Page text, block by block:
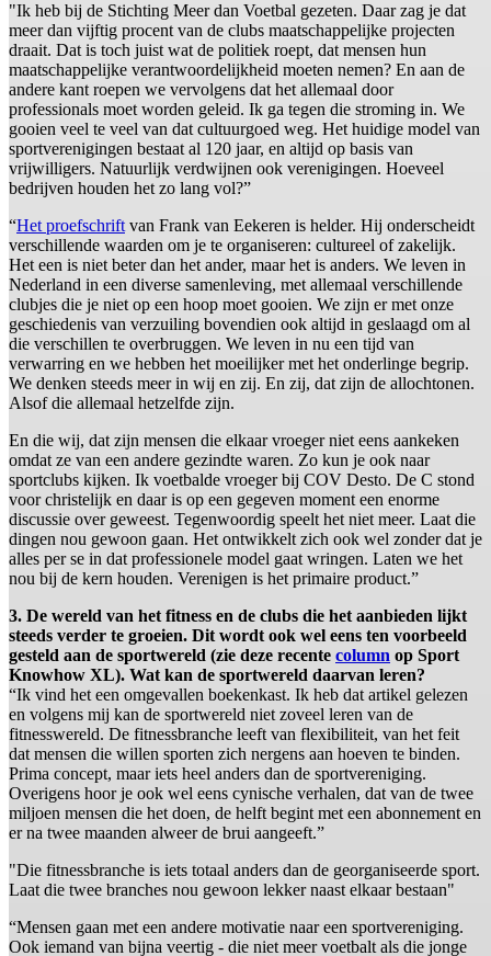
"Ik heb bij de Stichting Meer dan Voetbal gezeten. Daar zag je dat
meer dan vijftig procent van de clubs maatschappelijke projecten
draait. Dat is toch juist wat de politiek roept, dat mensen hun
maatschappelijke verantwoordelijkheid moeten nemen? En aan de
andere kant roepen we vervolgens dat het allemaal door
professionals moet worden geleid. Ik ga tegen die stroming in. We
gooien veel te veel van dat cultuurgoed weg. Het huidige model van
sportverenigingen bestaat al 120 jaar, en altijd op basis van
vrijwilligers. Natuurlijk verdwijnen ook verenigingen. Hoeveel
bedrijven houden het zo lang vol?”
“Het proefschriftvan Frank van Eekeren is helder. Hij onderscheidt
verschillende waarden om je te organiseren: cultureel of zakelijk.
Het een is niet beter dan het ander, maar het is anders. We leven in
Nederland in een diverse samenleving, met allemaal verschillende
clubjes die je niet op een hoop moet gooien. We zijn er met onze
geschiedenis van verzuiling bovendien ook altijd in geslaagd om al
die verschillen te overbruggen. We leven in nu een tijd van
verwarring en we hebben het moeilijker met het onderlinge begrip.
We denken steeds meer in wij en zij. En zij, dat zijn de allochtonen.
Alsof die allemaal hetzelfde zijn.
En die wij, dat zijn mensen die elkaar vroeger niet eens aankeken
omdat ze van een andere gezindte waren. Zo kun je ook naar
sportclubs kijken. Ik voetbalde vroeger bij COV Desto. De C stond
voor christelijk en daar is op een gegeven moment een enorme
discussie over geweest. Tegenwoordig speelt het niet meer. Laat die
dingen nou gewoon gaan. Het ontwikkelt zich ook wel zonder dat je
alles per se in dat professionele model gaat wringen. Laten we het
nou bij de kern houden. Verenigen is het primaire product.”
3. De wereld van het fitness en de clubs die het aanbieden lijkt
steeds verder te groeien. Dit wordt ook wel eens ten voorbeeld
gesteld aan de sportwereld (zie deze recente column op Sport
Knowhow XL). Wat kan de sportwereld daarvan leren?
“Ik vind het een omgevallen boekenkast. Ik heb dat artikel gelezen
en volgens mij kan de sportwereld niet zoveel leren van de
fitnesswereld. De fitnessbranche leeft van flexibiliteit, van het feit
dat mensen die willen sporten zich nergens aan hoeven te binden.
Prima concept, maar iets heel anders dan de sportvereniging.
Overigens hoor je ook wel eens cynische verhalen, dat van de twee
miljoen mensen die het doen, de helft begint met een abonnement en
er na twee maanden alweer de brui aangeeft.”
"Die fitnessbranche is iets totaal anders dan de georganiseerde sport.
Laat die twee branches nou gewoon lekker naast elkaar bestaan"
“Mensen gaan met een andere motivatie naar een sportvereniging.
Ook iemand van bijna veertig - die niet meer voetbalt als die jonge